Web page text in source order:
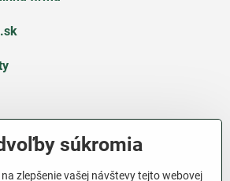
súkromia
zlepšenie vašej návštevy tejto webovej